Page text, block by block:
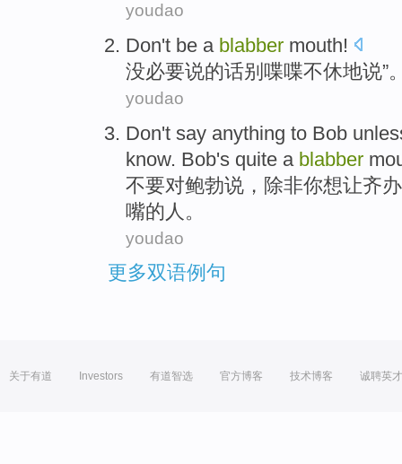
youdao
Don't be a blabber mouth!
没必要说的话别 喋喋不休地说”
youdao
Don't say anything to Bob
know. Bob's quite a blabber
不要对鲍勃说 ， 除非你想让齐
嘴的人。
youdao
更多双语例句
关于有道 Investors 有道智选 官方博客 技术博客 诚聘英才